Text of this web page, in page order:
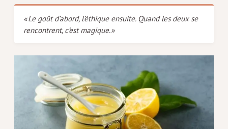
« Le goût d’abord, l’éthique ensuite. Quand les deux se
rencontrent, c’est magique. »